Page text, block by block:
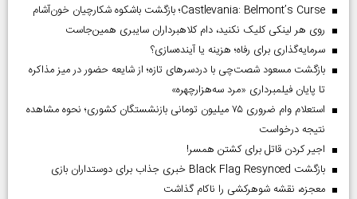
Castlevania: Belmont’s Curse؛ بازگشت باشکوه شکارچیان خون‌آشام
روی هر لینکی کلیک نکنید، دام کلاهبرداران سایبری همین‌جاست
سرمایه‌گذاری برای رفاه؛ هزینه یا آینده‌سازی؟
بازگشت مسعود شصت‌چی با دردسر‌های تازه؛ از شایعه حضور در میز مذاکره
تا پایان فیلمبرداری «مرد سه‌هزارچهره»
استعلام وام ضروری ۷۵ میلیون تومانی بازنشستگان کشوری؛ نحوه مشاهده
نتیجه درخواست
اجیر کردن قاتل برای کشتن همسر!
بازگشت Black Flag Resynced خبری جذاب برای دوستداران بازی
معجزه، نقشه شوهرکشی را ناکام گذاشت